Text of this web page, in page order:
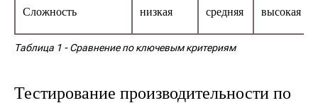
Сложность низкая средняя высокая
Таблица 1 - Сравнение по ключевым критериям
Тестирование производительности по